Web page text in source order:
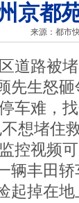
京都
来源：都市
道路被
先生怒
车难，
想堵住
控视频
辆丰田
起掉在